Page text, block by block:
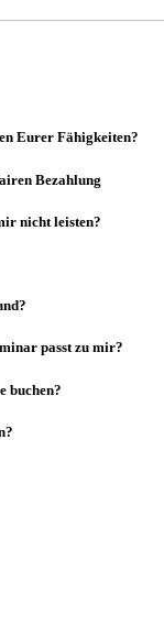
Eurer Fähigkeiten?
Bezahlung
nicht leisten?
passt zu mir?
buchen?